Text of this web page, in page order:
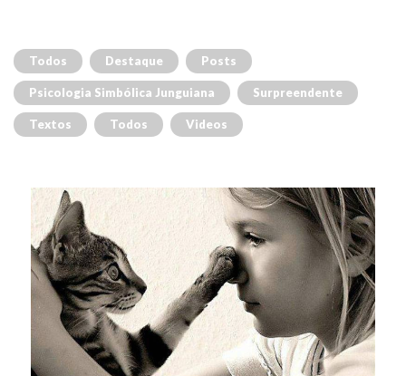
Todos Destaque Posts
Psicologia Simbólica Junguiana Surpreendente
Textos Todos Videos